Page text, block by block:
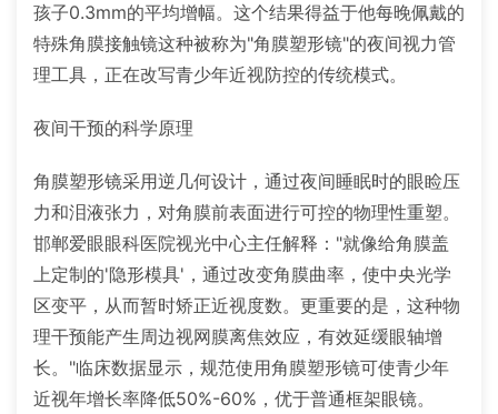
孩子0.3mm的平均增幅。这个结果得益于他每晚佩戴的
特殊角膜接触镜这种被称为"角膜塑形镜"的夜间视力管
理工具，正在改写青少年近视防控的传统模式。
夜间干预的科学原理
角膜塑形镜采用逆几何设计，通过夜间睡眠时的眼睑压
力和泪液张力，对角膜前表面进行可控的物理性重塑。
邯郸爱眼眼科医院视光中心主任解释："就像给角膜盖
上定制的'隐形模具'，通过改变角膜曲率，使中央光学
区变平，从而暂时矫正近视度数。更重要的是，这种物
理干预能产生周边视网膜离焦效应，有效延缓眼轴增
长。"临床数据显示，规范使用角膜塑形镜可使青少年
近视年增长率降低50%-60%，优于普通框架眼镜。